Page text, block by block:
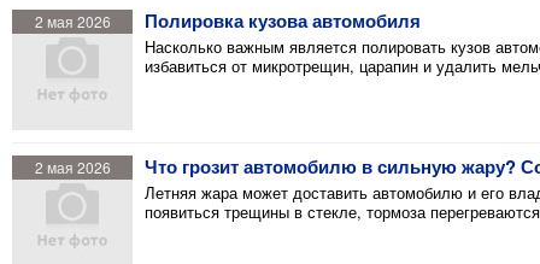
2 мая 2026 Полировка кузова автомобиля
Насколько важным является полировать кузов
избавиться от микротрещин, царапин и удалить
2 мая 2026 Что грозит автомобилю в сильную жару?
Летняя жара может доставить автомобилю и его
появиться трещины в стекле, тормоза